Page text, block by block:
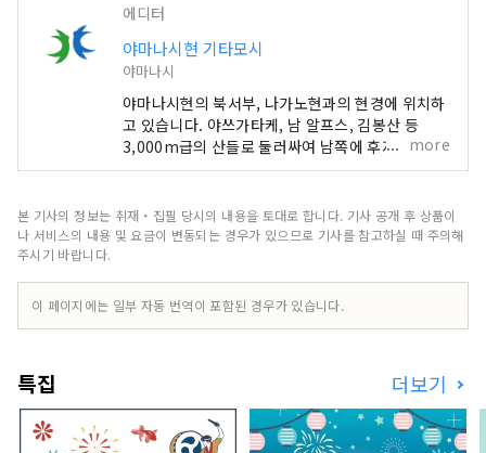
에디터
야마나시현 기타모시
야마나시
야마나시현의 북서부, 나가노현과의 현경에 위치하
고 있습니다. 야쓰가타케, 남 알프스, 김봉산 등
3,000m급의 산들로 둘러싸여 남쪽에 후지산을 바
라보는 광대한 지역입니다. 도쿄에서 차로 약 2시
약 1시간 거리에 있으며, 접근도 좋기 때문에 연중
많은 관광객들이 와 있습니다. 「명수의 마을」이
로서 사랑받고, 미네랄 워터는 일본 유수의 생산량
을 자랑하고 있습니다. 깨끗한 물에서 술도 생산되
more
본 기사의 정보는 취재・집필 당시의 내용을 토대로 합니다. 기사 공개 후 상품이
나 서비스의 내용 및 요금이 변동되는 경우가 있으므로 기사를 참고하실 때 주의해
주시기 바랍니다.
이 페이지에는 일부 자동 번역이 포함된 경우가 있습니다.
특집 더보기